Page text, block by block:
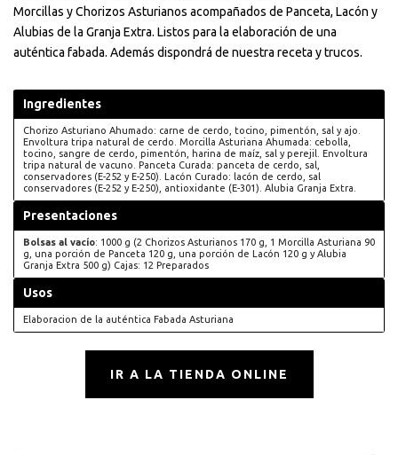
Morcillas y Chorizos Asturianos acompañados de Panceta, Lacón y
Alubias de la Granja Extra. Listos para la elaboración de una
auténtica fabada. Además dispondrá de nuestra receta y trucos.
Ingredientes
Chorizo Asturiano Ahumado: carne de cerdo, tocino, pimentón, sal y ajo.
Envoltura tripa natural de cerdo. Morcilla Asturiana Ahumada: cebolla,
tocino, sangre de cerdo, pimentón, harina de maíz, sal y perejil. Envoltura
tripa natural de vacuno. Panceta Curada: panceta de cerdo, sal,
conservadores (E-252 y E-250). Lacón Curado: lacón de cerdo, sal
conservadores (E-252 y E-250), antioxidante (E-301). Alubia Granja Extra.
Presentaciones
Bolsas al vacío: 1000 g (2 Chorizos Asturianos 170 g, 1 Morcilla Asturiana 90
g, una porción de Panceta 120 g, una porción de Lacón 120 g y Alubia
Granja Extra 500 g) Cajas: 12 Preparados
Usos
Elaboracion de la auténtica Fabada Asturiana
IR A LA TIENDA ONLINE